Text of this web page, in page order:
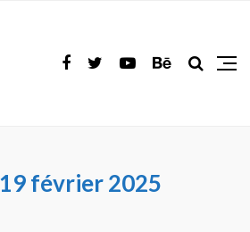
19 février 2025